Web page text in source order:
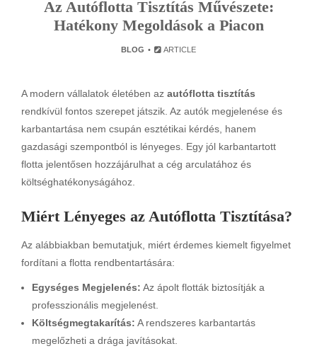
Az Autóflotta Tisztítás Művészete:
Hatékony Megoldások a Piacon
BLOG ARTICLE
A modern vállalatok életében az autóflotta tisztítás
rendkívül fontos szerepet játszik. Az autók megjelenése és
karbantartása nem csupán esztétikai kérdés, hanem
gazdasági szempontból is lényeges. Egy jól karbantartott
flotta jelentősen hozzájárulhat a cég arculatához és
költséghatékonyságához.
Miért Lényeges az Autóflotta Tisztítása?
Az alábbiakban bemutatjuk, miért érdemes kiemelt figyelmet
fordítani a flotta rendbentartására:
Egységes Megjelenés: Az ápolt flották biztosítják a
professzionális megjelenést.
Költségmegtakarítás: A rendszeres karbantartás
megelőzheti a drága javításokat.